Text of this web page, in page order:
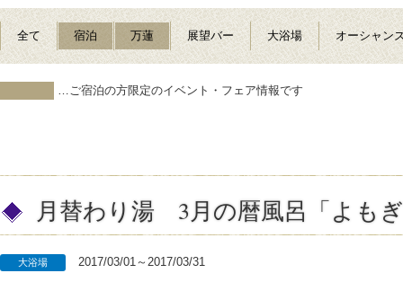
全て 宿泊 万蓮 展望バー 大浴場 オーシャン
…ご宿泊の方限定のイベント・フェア情報です
月替わり湯 3月の暦風呂「よも
大浴場 2017/03/01～2017/03/31